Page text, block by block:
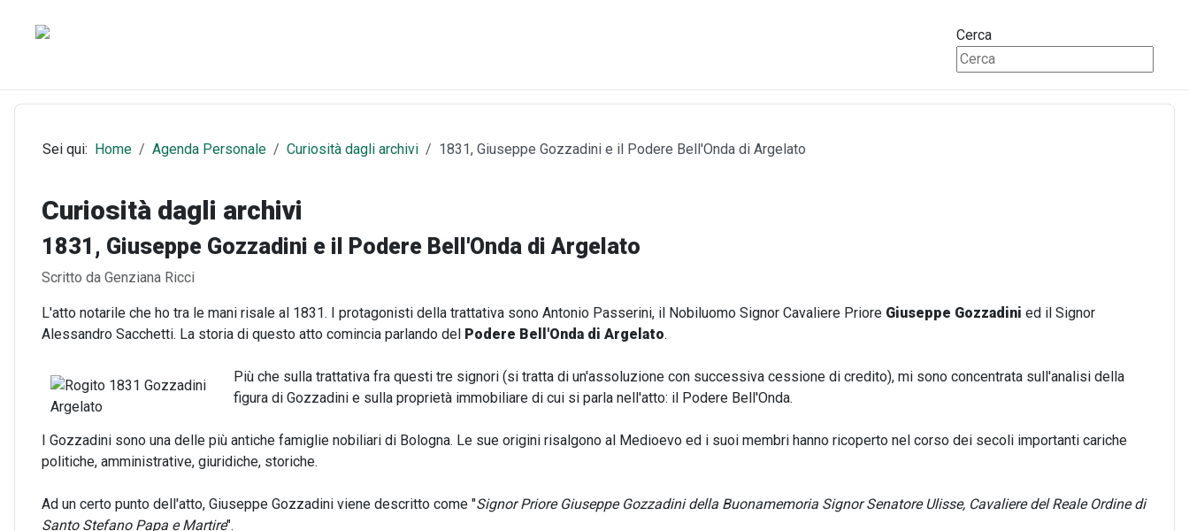
Cerca
Sei qui: Home Agenda Personale Curiosità dagli archivi 1831, Giuseppe Gozzadini e il Podere Bell'Onda di Argelato
Curiosità dagli archivi
1831, Giuseppe Gozzadini e il Podere Bell'Onda di Argelato
Dettagli
Scritto da Genziana Ricci
L'atto notarile che ho tra le mani risale al 1831. I protagonisti della trattativa sono Antonio Passerini, il Nobiluomo Signor Cavaliere Priore Giuseppe Gozzadini ed il Signor
Alessandro Sacchetti. La storia di questo atto comincia parlando del Podere Bell'Onda di Argelato.
Più che sulla trattativa fra questi tre signori (si tratta di un'assoluzione con successiva cessione di credito), mi sono concentrata sull'analisi della
figura di Gozzadini e sulla proprietà immobiliare di cui si parla nell'atto: il Podere Bell'Onda.
I Gozzadini sono una delle più antiche famiglie nobiliari di Bologna. Le sue origini risalgono al Medioevo ed i suoi membri hanno ricoperto nel corso dei secoli importanti cariche
politiche, amministrative, giuridiche, storiche.
Ad un certo punto dell'atto, Giuseppe Gozzadini viene descritto come "Signor Priore Giuseppe Gozzadini della Buonamemoria Signor Senatore Ulisse, Cavaliere del Reale Ordine di
Santo Stefano Papa e Martire".